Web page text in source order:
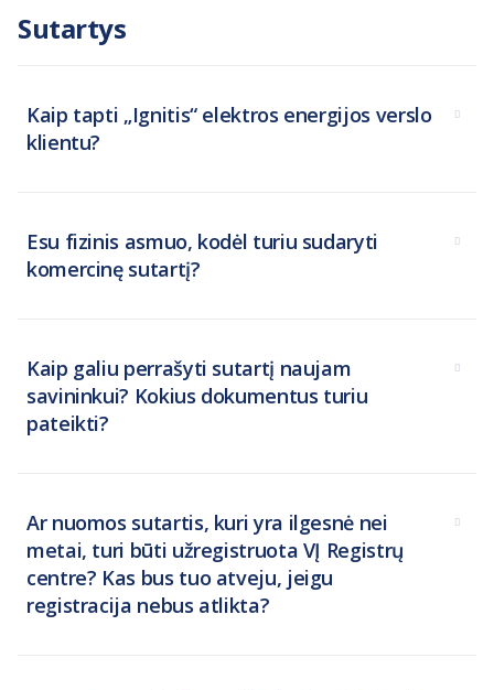
Sutartys
Kaip tapti „Ignitis“ elektros energijos verslo
klientu?
Esu fizinis asmuo, kodėl turiu sudaryti
komercinę sutartį?
Kaip galiu perrašyti sutartį naujam
savininkui? Kokius dokumentus turiu
pateikti?
Ar nuomos sutartis, kuri yra ilgesnė nei
metai, turi būti užregistruota VĮ Registrų
centre? Kas bus tuo atveju, jeigu
registracija nebus atlikta?